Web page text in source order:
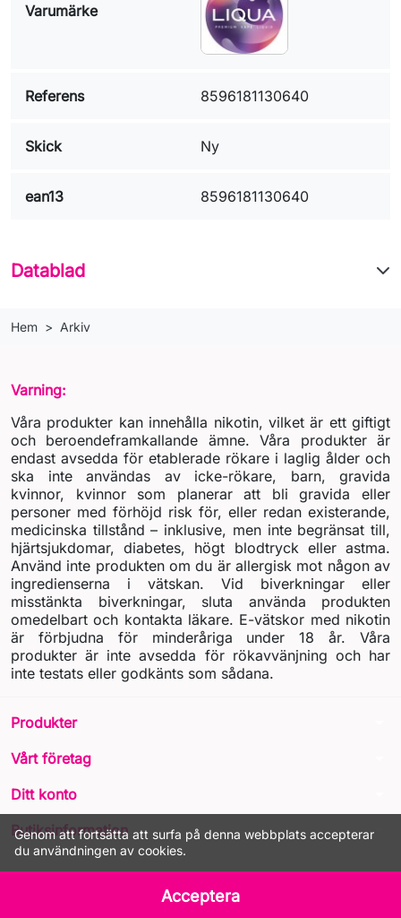
Genom att fortsätta att surfa på denna webbplats accepterar
du användningen av cookies.
Acceptera
Varumärke
Referens 8596181130640
Skick Ny
ean13 8596181130640
Datablad
Hem Arkiv
Varning:
Våra produkter kan innehålla nikotin, vilket är ett giftigt
och beroendeframkallande ämne. Våra produkter är
endast avsedda för etablerade rökare i laglig ålder och
ska inte användas av icke-rökare, barn, gravida
kvinnor, kvinnor som planerar att bli gravida eller
personer med förhöjd risk för, eller redan existerande,
medicinska tillstånd – inklusive, men inte begränsat till,
hjärtsjukdomar, diabetes, högt blodtryck eller astma.
Använd inte produkten om du är allergisk mot någon av
ingredienserna i vätskan. Vid biverkningar eller
misstänkta biverkningar, sluta använda produkten
omedelbart och kontakta läkare. E-vätskor med nikotin
är förbjudna för minderåriga under 18 år. Våra
produkter är inte avsedda för rökavvänjning och har
inte testats eller godkänts som sådana.
Produkter
Vårt företag
Ditt konto
Butiksinformation arrow_drop_down
© 2026 - LIQUA Online™